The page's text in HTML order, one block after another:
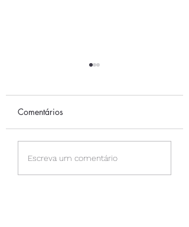
A CAMINHADA
Comentários
Escreva um comentário